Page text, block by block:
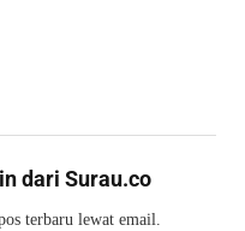
dari Surau.co
terbaru lewat email.